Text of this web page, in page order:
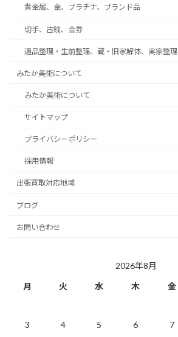
貴金属、金、プラチナ、ブランド品
切手、古銭、金券
遺品整理・生前整理、蔵・旧家解体、実家整理
みたか美術について
みたか美術について
サイトマップ
プライバシーポリシー
採用情報
出張買取対応地域
ブログ
お問い合わせ
2026年8月
月
火 水 木 金
3
4 5 6 7